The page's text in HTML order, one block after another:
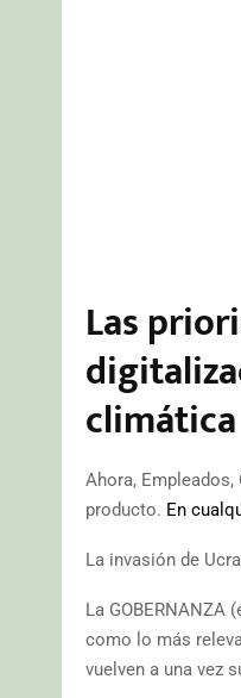
Las
climática
Ahora,
producto. En
La invasión de
La GOBERNANZA
como lo más
vuelven a una vez